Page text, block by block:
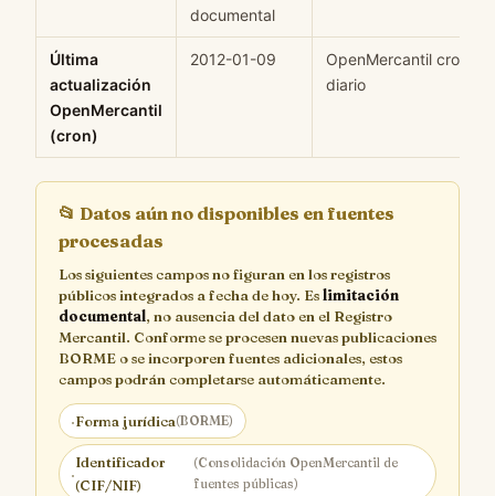
documental
Última
actualización
OpenMercantil
(cron)
2012-01-09
OpenMercantil cron
diario
📂 Datos aún no disponibles en fuentes
procesadas
Los siguientes campos no figuran en los registros
públicos integrados a fecha de hoy. Eslimitación
documental, no ausencia del dato en el Registro
Mercantil. Conforme se procesen nuevas publicaciones
BORME o se incorporen fuentes adicionales, estos
campos podrán completarse automáticamente.
·Forma jurídica(BORME)
·
Identificador
(CIF/NIF)
(Consolidación OpenMercantil de
fuentes públicas)